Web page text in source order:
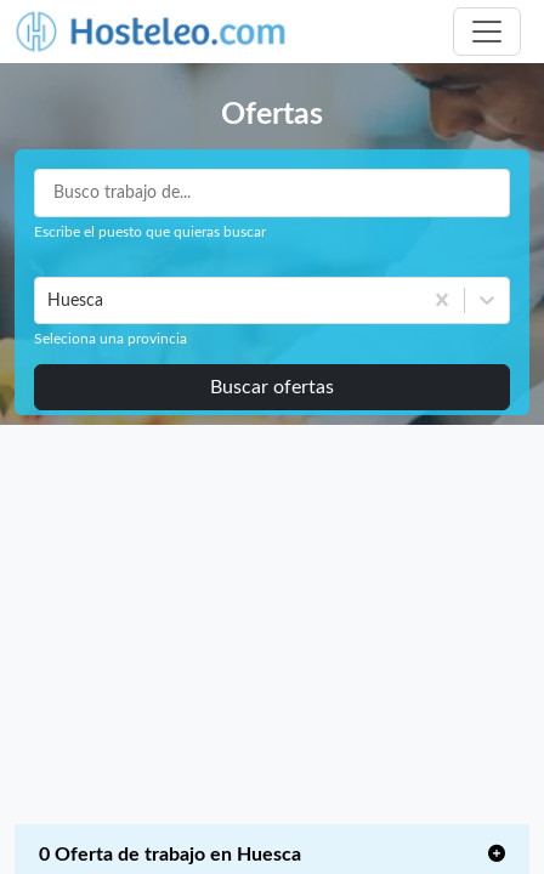
Ofertas
Escribe el puesto que quieras buscar
Huesca
Seleciona una provincia
Buscar ofertas
0 Oferta de trabajo en Huesca